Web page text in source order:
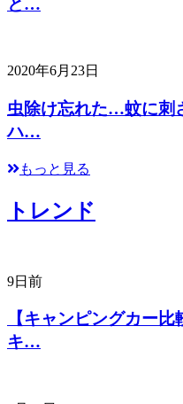
2020年6月23日
虫除け忘れた…蚊に刺
ハ…
もっと見る
トレンド
9日前
【キャンピングカー
キ…